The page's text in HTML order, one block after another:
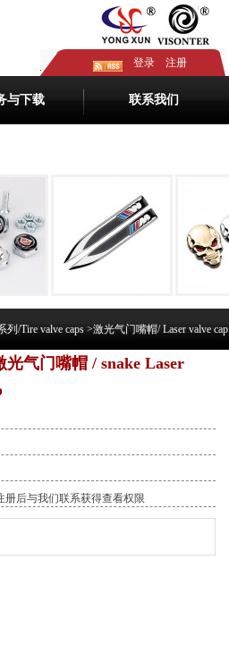
登录 注册
与下载 联系我们
列/Tire valve caps >激光气门嘴帽/ Laser valve cap
光气门嘴帽 / snake Laser
册后与我们联系获得查看权限